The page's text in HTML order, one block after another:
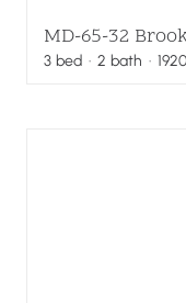
MD-65-32
3 bed · 2 bath · 1920